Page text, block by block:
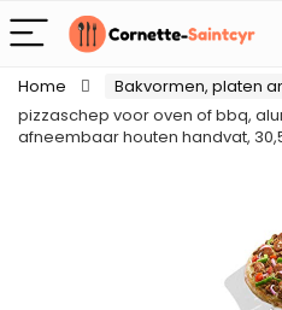
Home Bakvormen, platen
pizzaschep voor oven of bbq,
afneembaar houten handvat,